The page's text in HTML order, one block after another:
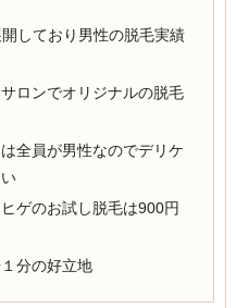
しており男性の脱毛実績
ロンでオリジナルの脱毛
全員が男性なのでデリケ
ゲのお試し脱毛は900円
分の好立地